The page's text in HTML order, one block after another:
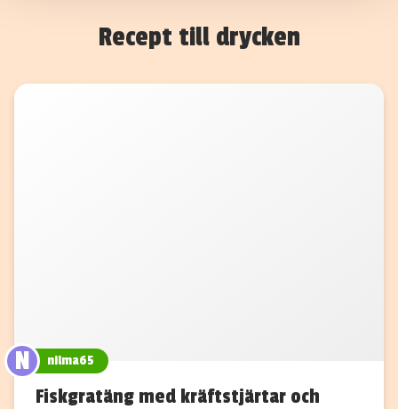
Recept till drycken
N nilma65
Fiskgratäng med kräftstjärtar och